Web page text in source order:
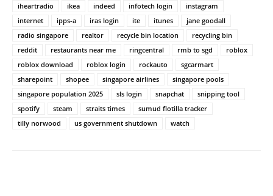
iheartradio ikea indeed infotech login
instagram
internet
ipps-a iras login ite itunes
jane goodall
radio singapore
realtor recycle bin location
recycling bin
reddit
restaurants near me ringcentral rmb to sgd
roblox
roblox download
roblox login rockauto
sgcarmart
sharepoint
shopee singapore airlines
singapore pools
singapore population 2025
sls login snapchat
snipping tool
spotify
steam straits times
sumud flotilla tracker
tilly norwood
us government shutdown watch